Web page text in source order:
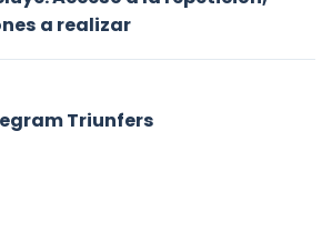
a realizar
Triunfers